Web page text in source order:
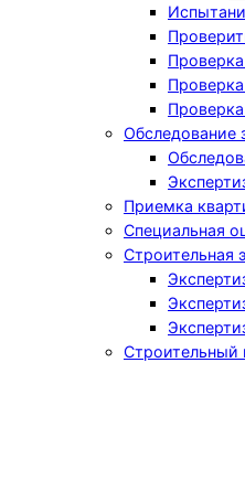
Обследование
Приемка
Специальная
Строительная
Строительный